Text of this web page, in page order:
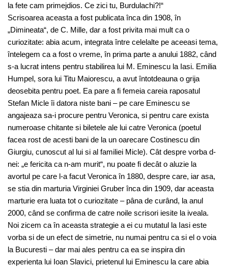
la fete cam primejdios. Ce zici tu, Burdulachi?!“
Scrisoarea aceasta a fost publicata înca din 1908, în
„Dimineata“, de C. Mille, dar a fost privita mai mult ca o
curiozitate: abia acum, integrata între celelalte pe aceeasi tema,
întelegem ca a fost o vreme, în prima parte a anului 1882, când
s-a lucrat intens pentru stabilirea lui M. Eminescu la Iasi. Emilia
Humpel, sora lui Titu Maiorescu, a avut întotdeauna o grija
deosebita pentru poet. Ea pare a fi femeia careia raposatul
Stefan Micle îi datora niste bani – pe care Eminescu se
angajeaza sa-i procure pentru Veronica, si pentru care exista
numeroase chitante si biletele ale lui catre Veronica (poetul
facea rost de acesti bani de la un oarecare Costinescu din
Giurgiu, cunoscut al lui si al familiei Micle). Cât despre vorba d-
nei: „e fericita ca n-am murit“, nu poate fi decât o aluzie la
avortul pe care l-a facut Veronica în 1880, despre care, iar asa,
se stia din marturia Virginiei Gruber înca din 1909, dar aceasta
marturie era luata tot o curiozitate – pâna de curând, la anul
2000, când se confirma de catre noile scrisori iesite la iveala.
Noi zicem ca în aceasta strategie a ei cu mutatul la Iasi este
vorba si de un efect de simetrie, nu numai pentru ca si el o voia
la Bucuresti – dar mai ales pentru ca ea se inspira din
experienta lui Ioan Slavici, prietenul lui Eminescu la care abia